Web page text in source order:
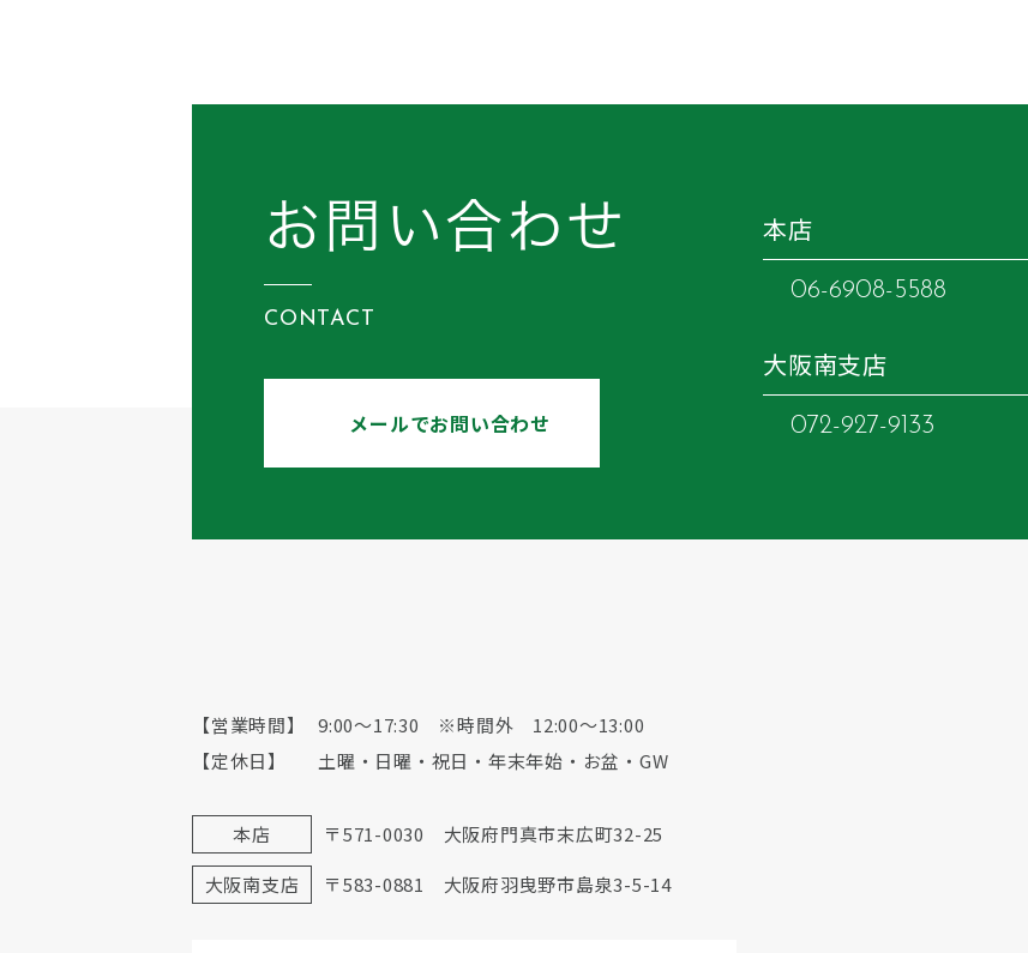
お問い合わせ
CONTACT
メールでお問い合わせ
本店
06-6908-5588
大阪南支店
072-927-9133
【営業時間】 9:00〜17:30 ※時間外 12:00～13:00
【定休日】
土曜・日曜・祝日・年末年始・お盆・GW
本店 〒571-0030 大阪府門真市末広町32-25
大阪南支店
〒583-0881 大阪府羽曳野市島泉3-5-14